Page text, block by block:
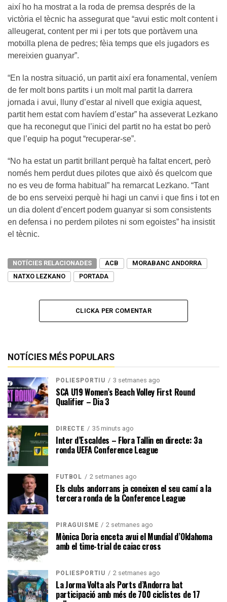
així ho ha mostrat a la roda de premsa després de la
victòria el tècnic ha assegurat que “avui estic molt content i
alleugerat, content per mi i per tots que portàvem una
motxilla plena de pedres; fèia temps que els jugadors es
mereixien guanyar”.
“En la nostra situació, un partit així era fonamental, veníem
de fer molt bons partits i un molt mal partit la darrera
jornada i avui, lluny d’estar al nivell que exigia aquest,
partit hem estat com havíem d’estar” ha asseverat Lezkano
que ha reconegut que l’inici del partit no ha estat bo però
que l’equip ha pogut “recuperar-se”.
“No ha estat un partit brillant perquè ha faltat encert, però
només hem perdut dues pilotes que això és quelcom que
no es veu de forma habitual” ha remarcat Lezkano. “Tant
de bo ens serveixi perquè hi hagi un canvi i que fins i tot en
un dia dolent d’encert podem guanyar si som consistents
en defensa i no perdem pilotes ni som egoistes” ha insistit
el tècnic.
NOTÍCIES RELACIONADES ACB
MORABANC ANDORRA
NATXO LEZKANO
PORTADA
CLICKA PER COMENTAR
NOTÍCIES MÉS POPULARS
POLIESPORTIU 3 setmanes ago
SCA U19 Women’s Beach Volley First Round
Qualifier – Dia 3
DIRECTE 35 minuts ago
Inter d’Escaldes – Flora Tallin en directe: 3a
ronda UEFA Conference League
FUTBOL 2 setmanes ago
Els clubs andorrans ja coneixen el seu camí a la
tercera ronda de la Conference League
PIRAGÜISME 2 setmanes ago
Mònica Doria enceta avui el Mundial d’Oklahoma
amb el time-trial de caiac cross
POLIESPORTIU 2 setmanes ago
La Jorma Volta als Ports d’Andorra bat
participació amb més de 700 ciclistes de 17